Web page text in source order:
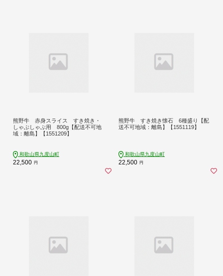
熊野牛 赤身スライス すき焼き・
しゃぶしゃぶ用 800g【配送不可地
域：離島】【1551209】
和歌山県九度山町
22,500 円
熊野牛 すき焼き懐石 6種盛り【配
送不可地域：離島】【1551119】
和歌山県九度山町
22,500 円